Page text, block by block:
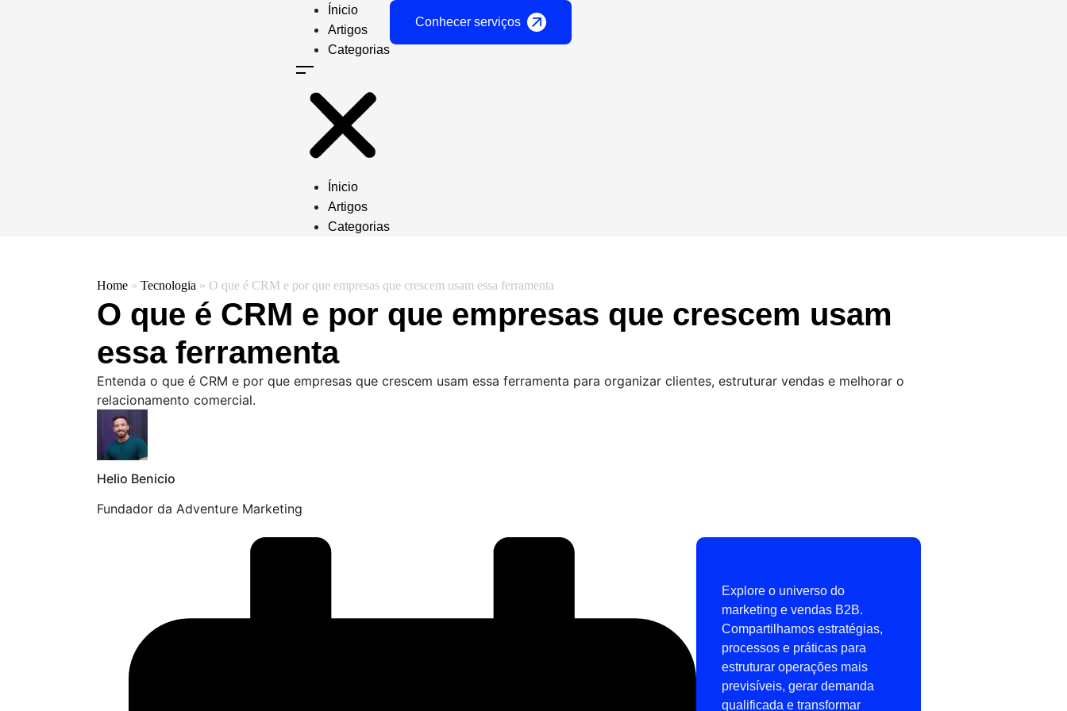
Ínicio
Artigos
Categorias
Ínicio
Artigos
Categorias
Conhecer serviços
Home » Tecnologia » O que é CRM e por que empresas que crescem usam essa ferramenta
O que é CRM e por que empresas que crescem usam
essa ferramenta
Entenda o que é CRM e por que empresas que crescem usam essa ferramenta para organizar clientes, estruturar vendas e melhorar o
relacionamento comercial.
Helio Benicio
Fundador da Adventure Marketing
Explore o universo do
marketing e vendas B2B.
Compartilhamos estratégias,
processos e práticas para
estruturar operações mais
previsíveis, gerar demanda
qualificada e transformar